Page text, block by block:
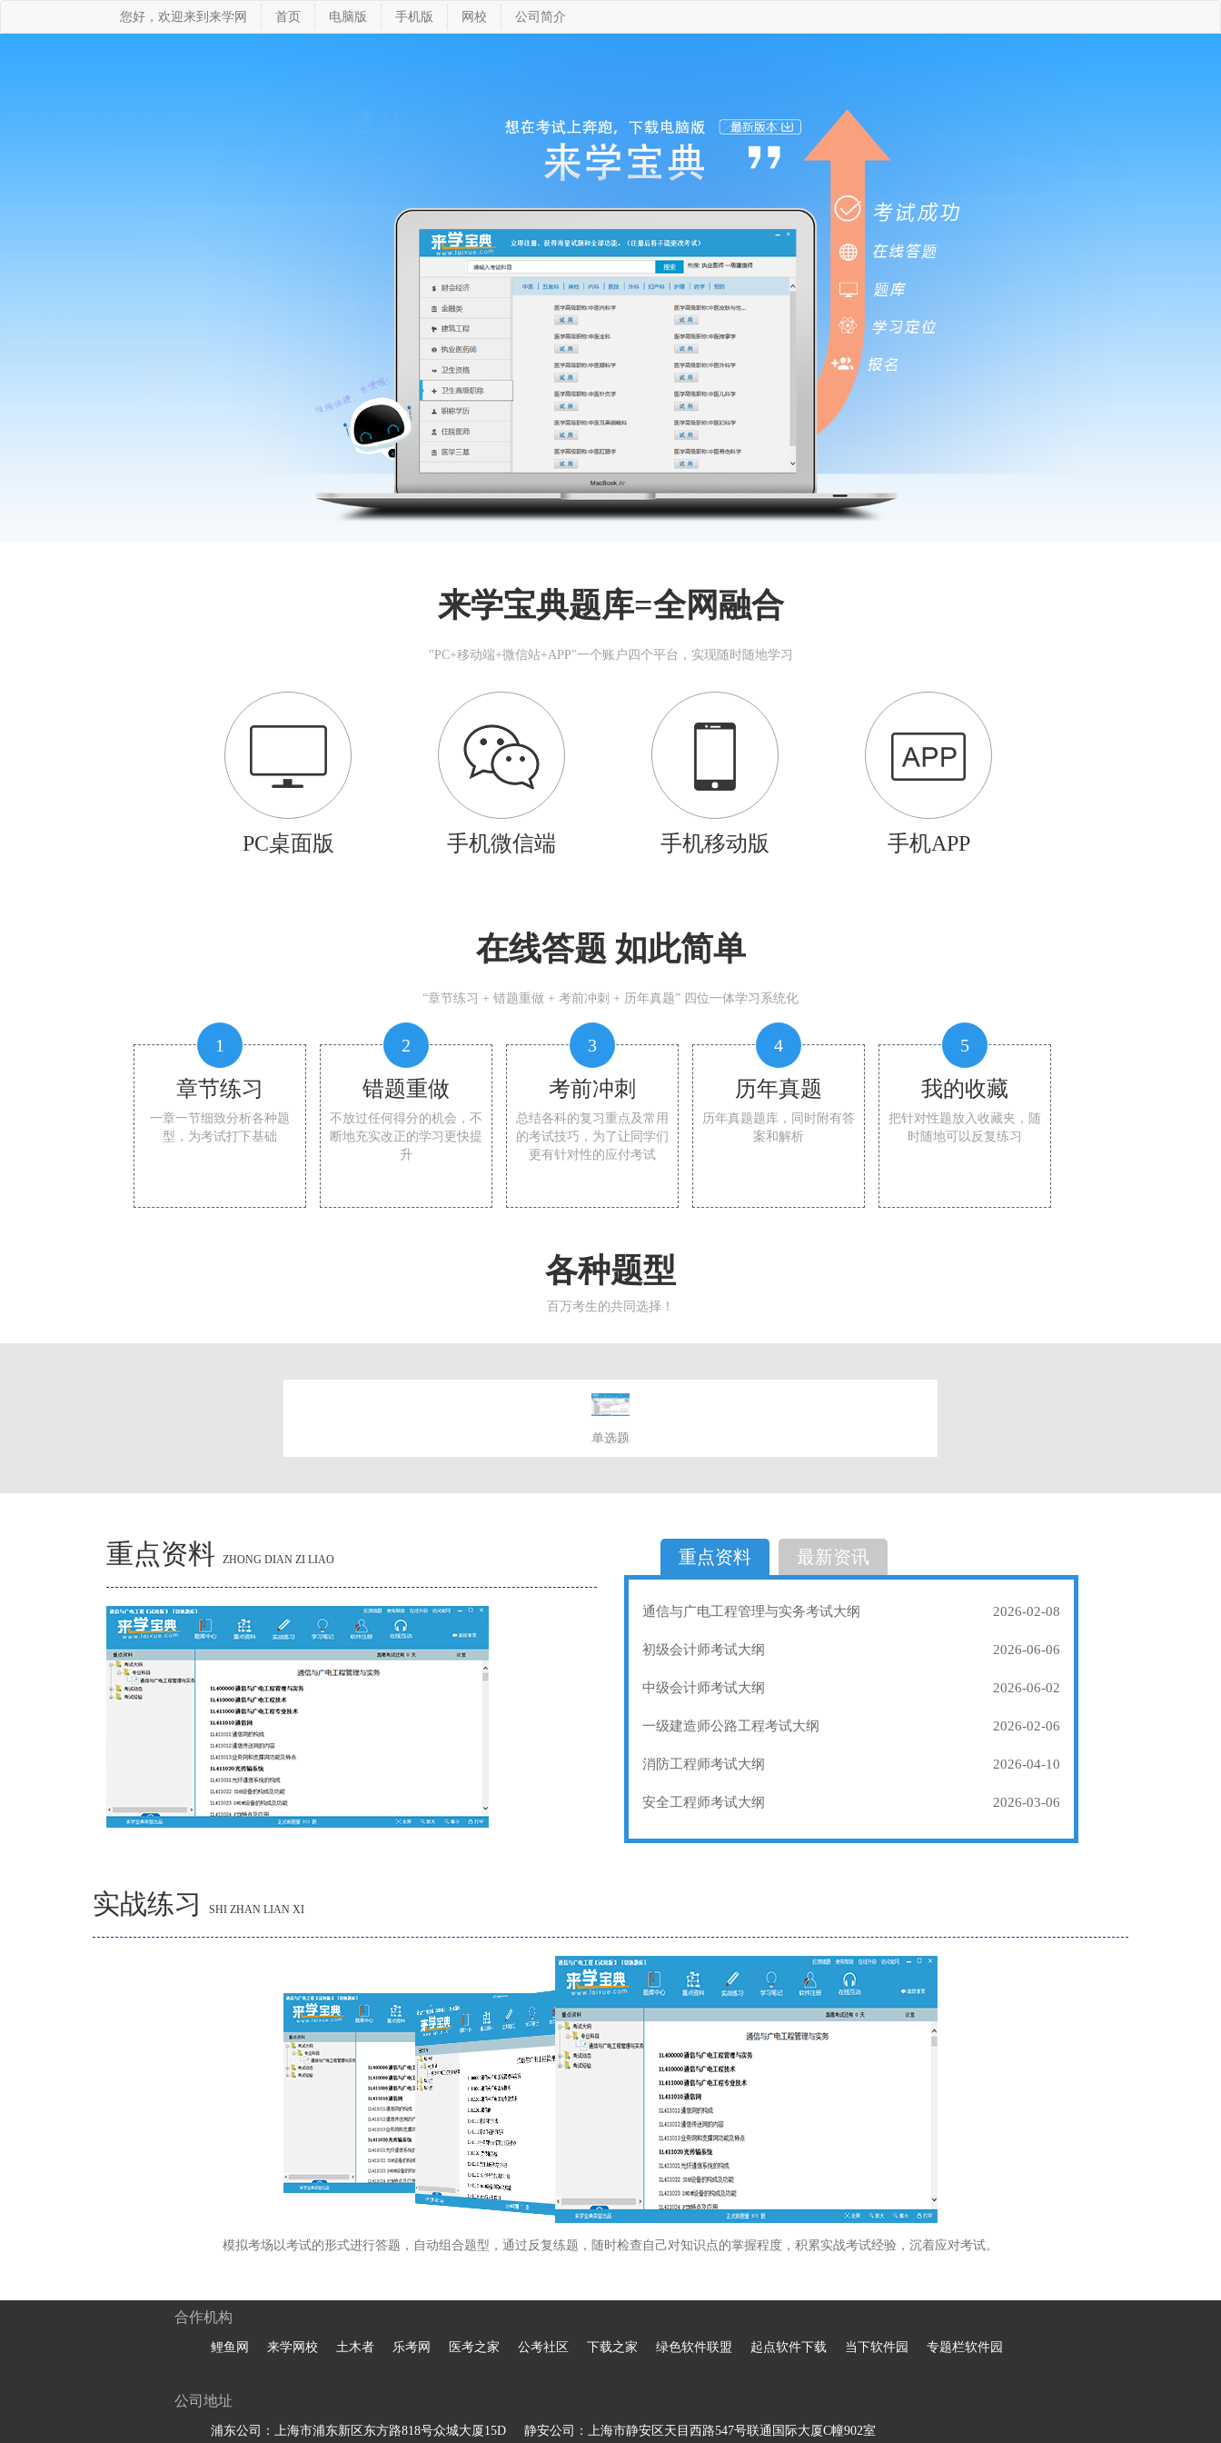
您好，欢迎来到来学网 首页 电脑版 手机版 网校 公司简介
来学宝典题库=全网融合
"PC+移动端+微信站+APP"一个账户四个平台，实现随时随地学习
PC桌面版 手机微信端 手机移动版 手机APP
在线答题 如此简单
“章节练习 + 错题重做 + 考前冲刺 + 历年真题” 四位一体学习系统化
1
章节练习
一章一节细致分析各种题
型，为考试打下基础
2
错题重做
不放过任何得分的机会，不
断地充实改正的学习更快提
升
3
考前冲刺
总结各科的复习重点及常用
的考试技巧，为了让同学们
更有针对性的应付考试
4
历年真题
历年真题题库，同时附有答
案和解析
5
我的收藏
把针对性题放入收藏夹，随
时随地可以反复练习
各种题型
百万考生的共同选择！
单选题
选择题
重点资料 ZHONG DIAN ZI LIAO 重点资料 最新资讯
通信与广电工程管理与实务考试大纲 2026-02-08
初级会计师考试大纲 2026-06-06
中级会计师考试大纲 2026-06-02
一级建造师公路工程考试大纲 2026-02-06
消防工程师考试大纲 2026-04-10
安全工程师考试大纲 2026-03-06
实战练习 SHI ZHAN LIAN XI
模拟考场以考试的形式进行答题，自动组合题型，通过反复练题，随时检查自己对知识点的掌握程度，积累实战考试经验，沉着应对考试。
合作机构
鲤鱼网 来学网校 土木者 乐考网 医考之家 公考社区 下载之家 绿色软件联盟 起点软件下载 当下软件园 专题栏软件园
公司地址
浦东公司：上海市浦东新区东方路818号众城大厦15D 静安公司：上海市静安区天目西路547号联通国际大厦C幢902室